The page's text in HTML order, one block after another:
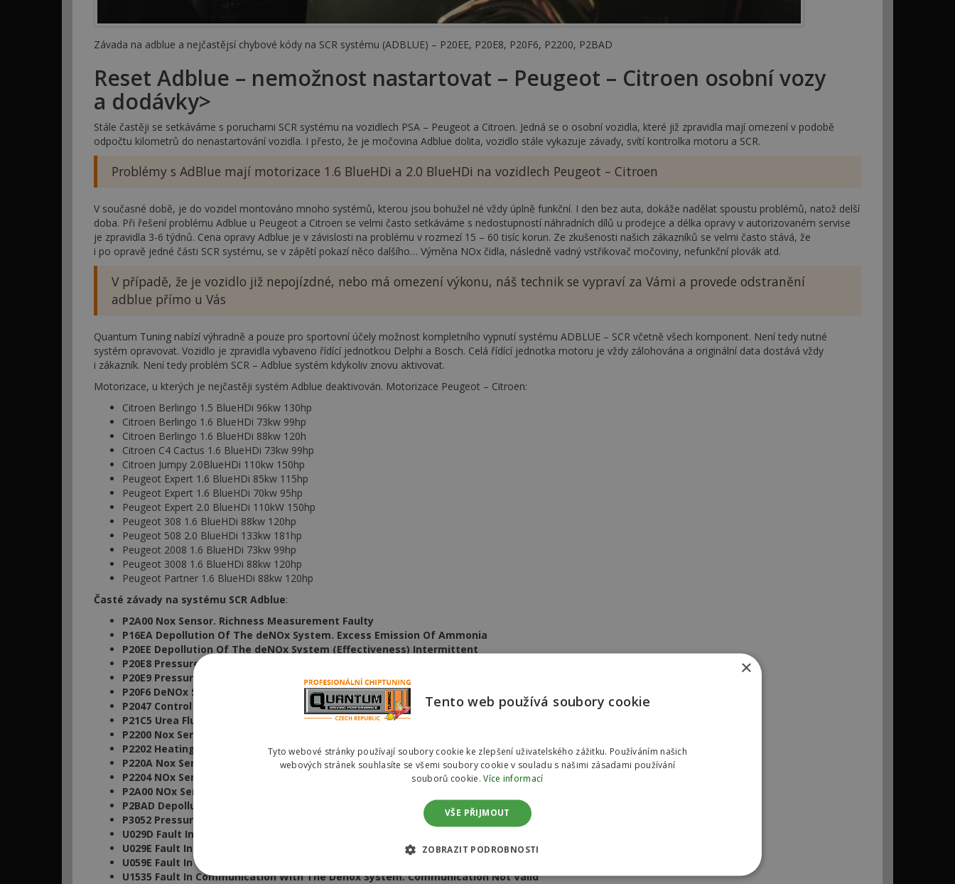
Závada na adblue a nejčastějsí chybové kódy na SCR systému (ADBLUE) – P20EE, P20E8, P20F6, P2200, P2BAD
Reset Adblue – nemožnost nastartovat – Peugeot – Citroen osobní vozy
a dodávky>
Stále častěji se setkáváme s poruchami SCR systému na vozidlech PSA – Peugeot a Citroen. Jedná se o osobní vozidla, které již zpravidla mají omezení v podobě
odpočtu kilometrů do nenastartování vozidla. I přesto, že je močovina Adblue dolita, vozidlo stále vykazuje závady, svítí kontrolka motoru a SCR.
Problémy s AdBlue mají motorizace 1.6 BlueHDi a 2.0 BlueHDi na vozidlech Peugeot – Citroen
V současné době, je do vozidel montováno mnoho systémů, kterou jsou bohužel né vždy úplně funkční. I den bez auta, dokáže nadělat spoustu problémů, natož delší
doba. Při řešení problému Adblue u Peugeot a Citroen se velmi často setkáváme s nedostupností náhradních dílů u prodejce a délka opravy v autorizovaném servise
je zpravidla 3-6 týdnů. Cena opravy Adblue je v závislosti na problému v rozmezí 15 – 60 tisíc korun. Ze zkušenosti našich zákazníků se velmi často stává, že
i po opravě jedné části SCR systému, se v zápětí pokazí něco dalšího… Výměna NOx čidla, následně vadný vstřikovač močoviny, nefunkční plovák atd.
V případě, že je vozidlo již nepojízdné, nebo má omezení výkonu, náš technik se vypraví za Vámi a provede odstranění
adblue přímo u Vás
Quantum Tuning nabízí výhradně a pouze pro sportovní účely možnost kompletního vypnutí systému ADBLUE – SCR včetně všech komponent. Není tedy nutné
systém opravovat. Vozidlo je zpravidla vybaveno řídící jednotkou Delphi a Bosch. Celá řídící jednotka motoru je vždy zálohována a originální data dostává vždy
i zákazník. Není tedy problém SCR – Adblue systém kdykoliv znovu aktivovat.
Motorizace, u kterých je nejčastěji systém Adblue deaktivován. Motorizace Peugeot – Citroen:
Citroen Berlingo 1.5 BlueHDi 96kw 130hp
Citroen Berlingo 1.6 BlueHDi 73kw 99hp
Citroen Berlingo 1.6 BlueHDi 88kw 120h
Citroen C4 Cactus 1.6 BlueHDi 73kw 99hp
Citroen Jumpy 2.0BlueHDi 110kw 150hp
Peugeot Expert 1.6 BlueHDi 85kw 115hp
Peugeot Expert 1.6 BlueHDi 70kw 95hp
Peugeot Expert 2.0 BlueHDi 110kW 150hp
Peugeot 308 1.6 BlueHDi 88kw 120hp
Peugeot 508 2.0 BlueHDi 133kw 181hp
Peugeot 2008 1.6 BlueHDi 73kw 99hp
Peugeot 3008 1.6 BlueHDi 88kw 120hp
Peugeot Partner 1.6 BlueHDi 88kw 120hp
Časté závady na systému SCR Adblue:
P2A00 Nox Sensor. Richness Measurement Faulty
P16EA Depollution Of The deNOx System. Excess Emission Of Ammonia
P20EE Depollution Of The deNOx System (Effectiveness) Intermittent
P20E8 Pressure Of The Urea Fluid. Urea Fluid Pressure Too Low
P20E9 Pressure Of The Urea Fluid. Drift Upwards
P20F6 DeNOx System Circuit. Leak Detection
P2047 Control Of The Urea Injector.
P21C5 Urea Fluid Level. Signal Blocked.
P2200 Nox Sensor. Component Detected Not Communicating On The Emission Control
P2202 Heating Of The Nox Sensor.
P220A Nox Sensor Electrical Supply. Voltage Of The Component Too Low
P2204 NOx Sensor. Faulty Measurement Of The NOx Content
P2A00 NOx Sensor. Richness Measurement Faulty
P2BAD Depollution Of The Denox System
P3052 Pressure Of The Urea Fluid. Urea Fluid Pressure Too Low
U029D Fault In Communication With The deNOx System.
U029E Fault In Communication With The Denox System.
U059E Fault In Communication With The Denox System
U1535 Fault In Communication With The Denox System. Communication Not Valid
×
Tento web používá soubory cookie
Tyto webové stránky používají soubory cookie ke zlepšení uživatelského zážitku. Používáním našich
webových stránek souhlasíte se všemi soubory cookie v souladu s našimi zásadami používání
souborů cookie.Více informací
VŠE PŘIJMOUT
ZOBRAZIT PODROBNOSTI